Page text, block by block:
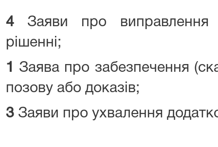
4 Заяви про
рішенні;
1
Заява про забезпечення
позову або доказів;
3 Заяви про ухвалення